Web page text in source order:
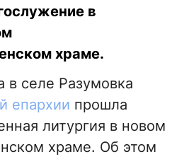
в
храме.
в селе Разумовка
епархии прошла
литургия в новом
храме. Об этом